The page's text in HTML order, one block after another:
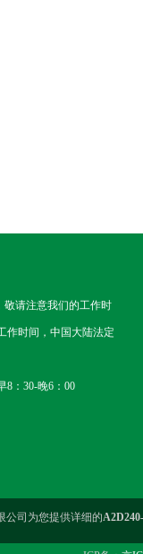
敬请注意我们的工作时
作时间，中国大陆法定
8：30-晚6：00
公司为您提供详细的